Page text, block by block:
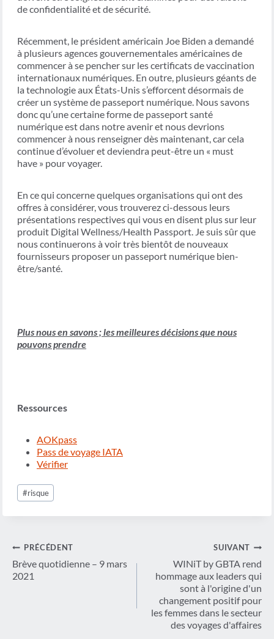
de confidentialité et de sécurité.
Récemment, le président américain Joe Biden a demandé
à plusieurs agences gouvernementales américaines de
commencer à se pencher sur les certificats de vaccination
internationaux numériques. En outre, plusieurs géants de
la technologie aux États-Unis s’efforcent désormais de
créer un système de passeport numérique. Nous savons
donc qu’une certaine forme de passeport santé
numérique est dans notre avenir et nous devrions
commencer à nous renseigner dès maintenant, car cela
continue d’évoluer et deviendra peut-être un « must
have » pour voyager.
En ce qui concerne quelques organisations qui ont des
offres à considérer, vous trouverez ci-dessous leurs
présentations respectives qui vous en disent plus sur leur
produit Digital Wellness/Health Passport. Je suis sûr que
nous continuerons à voir très bientôt de nouveaux
fournisseurs proposer un passeport numérique bien-
être/santé.
Plus nous en savons ; les meilleures décisions que nous
pouvons prendre
Ressources
AOKpass
Pass de voyage IATA
Vérifier
Étiquettes
de
#risque
Navigation
de
l’article
PRÉCÉDENT
Brève quotidienne – 9 mars
2021
SUIVANT
WINiT by GBTA rend
hommage aux leaders qui
sont à l'origine d'un
changement positif pour
les femmes dans le secteur
des voyages d'affaires